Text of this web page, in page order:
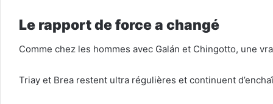
Le rapport de force a changé
Comme chez les hommes avec Galán et Chingotto, une
Triay et Brea restent ultra régulières et continuent